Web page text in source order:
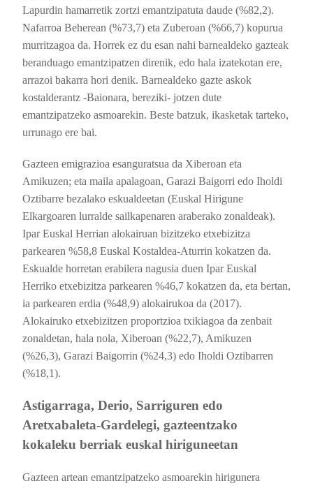
Lapurdin hamarretik zortzi emantzipatuta daude (%82,2).
Nafarroa Beherean (%73,7) eta Zuberoan (%66,7) kopurua
murritzagoa da. Horrek ez du esan nahi barnealdeko gazteak
beranduago emantzipatzen direnik, edo hala izatekotan ere,
arrazoi bakarra hori denik. Barnealdeko gazte askok
kostalderantz -Baionara, bereziki- jotzen dute
emantzipatzeko asmoarekin. Beste batzuk, ikasketak tarteko,
urrunago ere bai.
Gazteen emigrazioa esanguratsua da Xiberoan eta
Amikuzen; eta maila apalagoan, Garazi Baigorri edo Iholdi
Oztibarre bezalako eskualdeetan (Euskal Hirigune
Elkargoaren lurralde sailkapenaren araberako zonaldeak).
Ipar Euskal Herrian alokairuan bizitzeko etxebizitza
parkearen %58,8 Euskal Kostaldea-Aturrin kokatzen da.
Eskualde horretan erabilera nagusia duen Ipar Euskal
Herriko etxebizitza parkearen %46,7 kokatzen da, eta bertan,
ia parkearen erdia (%48,9) alokairukoa da (2017).
Alokairuko etxebizitzen proportzioa txikiagoa da zenbait
zonaldetan, hala nola, Xiberoan (%22,7), Amikuzen
(%26,3), Garazi Baigorrin (%24,3) edo Iholdi Oztibarren
(%18,1).
Astigarraga, Derio, Sarriguren edo
Aretxabaleta-Gardelegi, gazteentzako
kokaleku berriak euskal hiriguneetan
Gazteen artean emantzipatzeko asmoarekin hirigunera